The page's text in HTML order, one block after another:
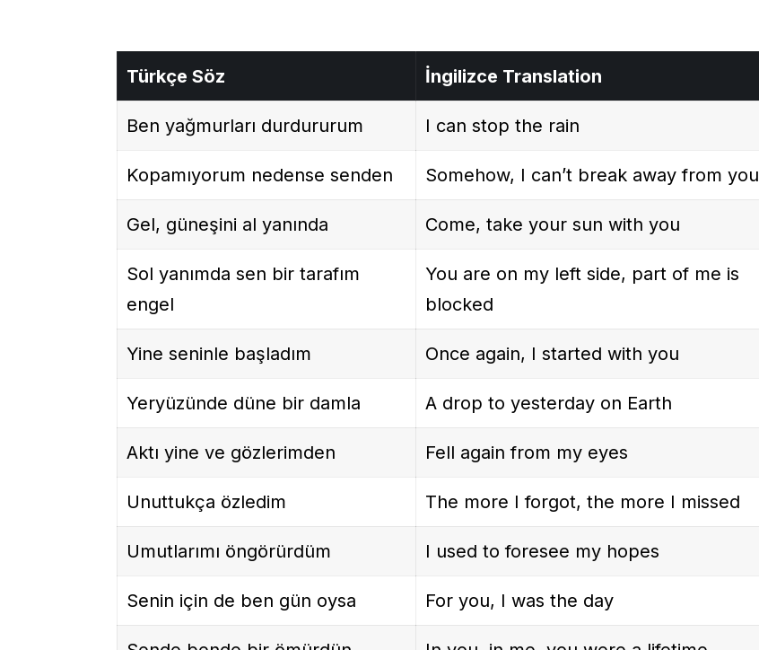
Türkçe Söz İngilizce Translation
Ben yağmurları durdururum I can stop the rain
Kopamıyorum nedense senden Somehow, I can’t break away from you
Gel, güneşini al yanında Come, take your sun with you
Sol yanımda sen bir tarafım
engel
You are on my left side, part of me is
blocked
Yine seninle başladım Once again, I started with you
Yeryüzünde düne bir damla A drop to yesterday on Earth
Aktı yine ve gözlerimden Fell again from my eyes
Unuttukça özledim The more I forgot, the more I missed
Umutlarımı öngörürdüm I used to foresee my hopes
Senin için de ben gün oysa For you, I was the day